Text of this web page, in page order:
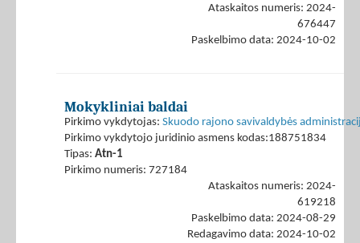
Ataskaitos numeris: 2024-
676447
Paskelbimo data: 2024-10-02
Mokykliniai baldai
Pirkimo vykdytojas: Skuodo rajono savivaldybės
Pirkimo vykdytojo juridinio asmens kodas:188751834
Tipas: Atn-1
Pirkimo numeris: 727184
Ataskaitos numeris: 2024-
619218
Paskelbimo data: 2024-08-29
Redagavimo data: 2024-10-02